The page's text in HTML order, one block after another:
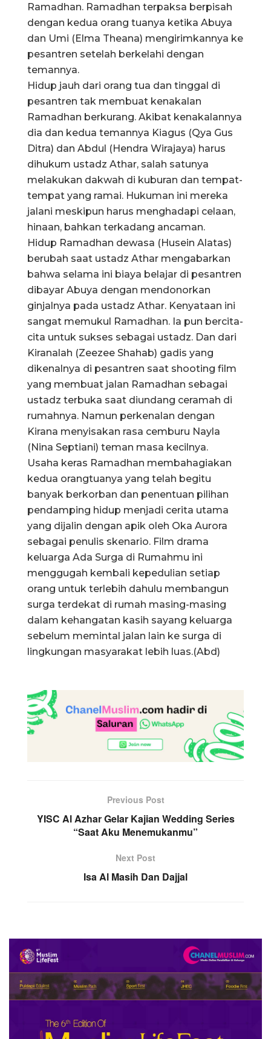
Ramadhan. Ramadhan terpaksa berpisah
dengan kedua orang tuanya ketika Abuya
dan Umi (Elma Theana) mengirimkannya ke
pesantren setelah berkelahi dengan
temannya.
Hidup jauh dari orang tua dan tinggal di
pesantren tak membuat kenakalan
Ramadhan berkurang. Akibat kenakalannya
dia dan kedua temannya Kiagus (Qya Gus
Ditra) dan Abdul (Hendra Wirajaya) harus
dihukum ustadz Athar, salah satunya
melakukan dakwah di kuburan dan tempat-
tempat yang ramai. Hukuman ini mereka
jalani meskipun harus menghadapi celaan,
hinaan, bahkan terkadang ancaman.
Hidup Ramadhan dewasa (Husein Alatas)
berubah saat ustadz Athar mengabarkan
bahwa selama ini biaya belajar di pesantren
dibayar Abuya dengan mendonorkan
ginjalnya pada ustadz Athar. Kenyataan ini
sangat memukul Ramadhan. Ia pun bercita-
cita untuk sukses sebagai ustadz. Dan dari
Kiranalah (Zeezee Shahab) gadis yang
dikenalnya di pesantren saat shooting film
yang membuat jalan Ramadhan sebagai
ustadz terbuka saat diundang ceramah di
rumahnya. Namun perkenalan dengan
Kirana menyisakan rasa cemburu Nayla
(Nina Septiani) teman masa kecilnya.
Usaha keras Ramadhan membahagiakan
kedua orangtuanya yang telah begitu
banyak berkorban dan penentuan pilihan
pendamping hidup menjadi cerita utama
yang dijalin dengan apik oleh Oka Aurora
sebagai penulis skenario. Film drama
keluarga Ada Surga di Rumahmu ini
menggugah kembali kepedulian setiap
orang untuk terlebih dahulu membangun
surga terdekat di rumah masing-masing
dalam kehangatan kasih sayang keluarga
sebelum memintal jalan lain ke surga di
lingkungan masyarakat lebih luas.(Abd)
Previous Post
YISC Al Azhar Gelar Kajian Wedding Series
“Saat Aku Menemukanmu”
Next Post
Isa Al Masih Dan Dajjal